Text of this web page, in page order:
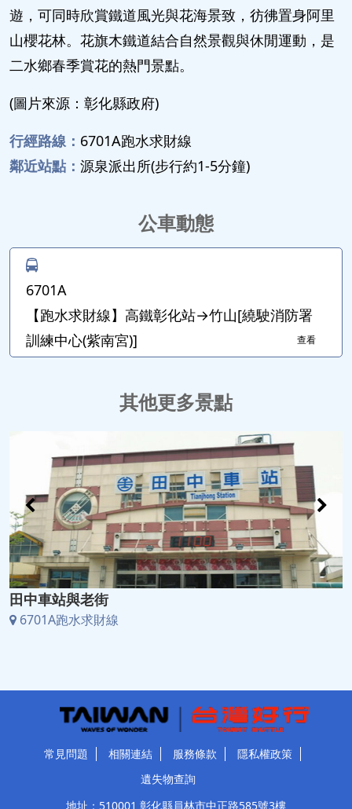
遊，可同時欣賞鐵道風光與花海景致，彷彿置身阿里
山櫻花林。花旗木鐵道結合自然景觀與休閒運動，是
二水鄉春季賞花的熱門景點。
(圖片來源：彰化縣政府)
行經路線： 6701A跑水求財線
鄰近站點： 源泉派出所(步行約1-5分鐘)
公車動態
6701A
【跑水求財線】高鐵彰化站→竹山[繞駛消防署
訓練中心(紫南宮)]
查看
其他更多景點
田中車站與老街
6701A跑水求財線
常見問題 相關連結 服務條款
隱私權政策
遺失物查詢
地址：510001 彰化縣員林市中正路585號3樓